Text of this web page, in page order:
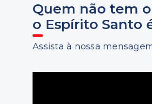
Quem não tem
o Espírito Santo
Assista à nossa